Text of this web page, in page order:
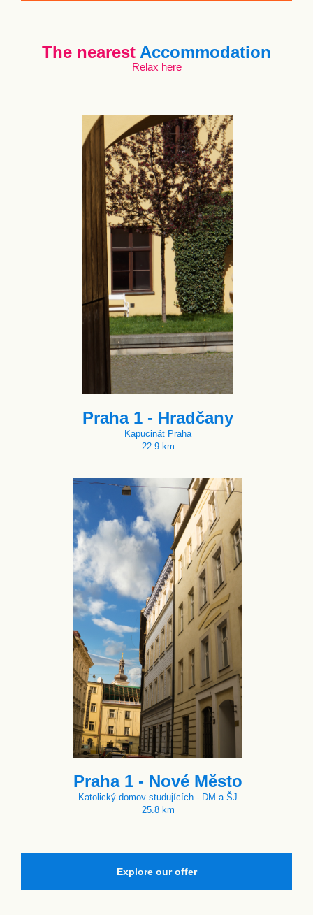
The nearest Accommodation
Relax here
Praha 1 - Hradčany
Kapucinát Praha
22.9 km
Praha 1 - Nové Město
Katolický domov studujících - DM a ŠJ
25.8 km
Explore our offer